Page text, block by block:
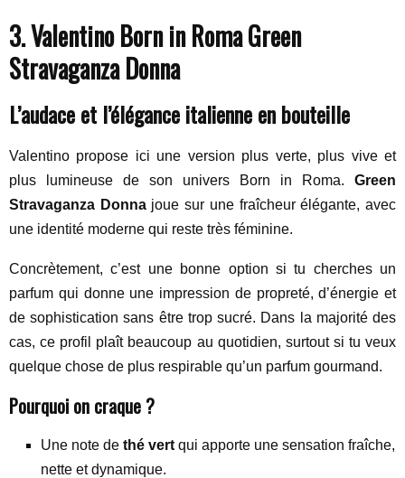
3. Valentino Born in Roma Green
Stravaganza Donna
L’audace et l’élégance italienne en bouteille
Valentino propose ici une version plus verte, plus vive et
plus lumineuse de son univers Born in Roma. Green
Stravaganza Donnajoue sur une fraîcheur élégante, avec
une identité moderne qui reste très féminine.
Concrètement, c’est une bonne option si tu cherches un
parfum qui donne une impression de propreté, d’énergie et
de sophistication sans être trop sucré. Dans la majorité des
cas, ce profil plaît beaucoup au quotidien, surtout si tu veux
quelque chose de plus respirable qu’un parfum gourmand.
Pourquoi on craque ?
Une note de thé vert qui apporte une sensation fraîche,
nette et dynamique.